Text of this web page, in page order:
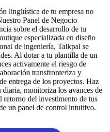
lingüística de tu empresa no
Panel de Negocio
sobre el desarrollo de tu
especializada en diseño
de ingeniería, Talkpal se
Al dotar a tu plantilla de un
activamente el riesgo de
transfronteriza y
entrega de los proyectos. Haz
monitoriza los avances de
retorno del investimento de tus
un panel de control intuitivo.